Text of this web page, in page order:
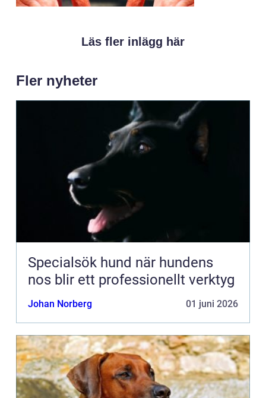
Läs fler inlägg här
Fler nyheter
Specialsök hund när hundens
nos blir ett professionellt verktyg
Johan Norberg 01 juni 2026